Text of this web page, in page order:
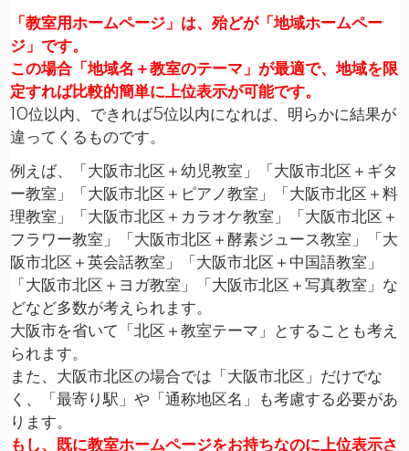
「教室用ホームページ」は、殆どが「地域ホームペー
ジ」です。
この場合「地域名＋教室のテーマ」が最適で、地域を限
定すれば比較的簡単に上位表示が可能です。
10位以内、できれば5位以内になれば、明らかに結果が
違ってくるものです。
例えば、「大阪市北区＋幼児教室」「大阪市北区＋ギタ
ー教室」「大阪市北区＋ピアノ教室」「大阪市北区＋料
理教室」「大阪市北区＋カラオケ教室」「大阪市北区＋
フラワー教室」「大阪市北区＋酵素ジュース教室」「大
阪市北区＋英会話教室」「大阪市北区＋中国語教室」
「大阪市北区＋ヨガ教室」「大阪市北区＋写真教室」な
どなど多数が考えられます。
大阪市を省いて「北区＋教室テーマ」とすることも考え
られます。
また、大阪市北区の場合では「大阪市北区」だけでな
く、「最寄り駅」や「通称地区名」も考慮する必要があ
ります。
もし、既に教室ホームページをお持ちなのに上位表示さ